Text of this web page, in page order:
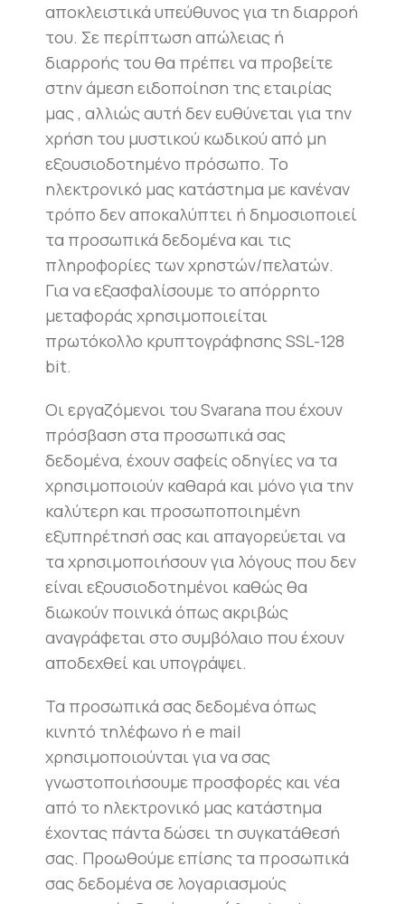
αποκλειστικά υπεύθυνος για τη διαρροή
του. Σε περίπτωση απώλειας ή
διαρροής του θα πρέπει να προβείτε
στην άμεση ειδοποίηση της εταιρίας
μας , αλλιώς αυτή δεν ευθύνεται για την
χρήση του μυστικού κωδικού από μη
εξουσιοδοτημένο πρόσωπο. Το
ηλεκτρονικό μας κατάστημα με κανέναν
τρόπο δεν αποκαλύπτει ή δημοσιοποιεί
τα προσωπικά δεδομένα και τις
πληροφορίες των χρηστών/πελατών.
Για να εξασφαλίσουμε το απόρρητο
μεταφοράς χρησιμοποιείται
πρωτόκολλο κρυπτογράφησης SSL-128
bit.
Οι εργαζόμενοι του Svarana που έχουν
πρόσβαση στα προσωπικά σας
δεδομένα, έχουν σαφείς οδηγίες να τα
χρησιμοποιούν καθαρά και μόνο για την
καλύτερη και προσωποποιημένη
εξυπηρέτησή σας και απαγορεύεται να
τα χρησιμοποιήσουν για λόγους που δεν
είναι εξουσιοδοτημένοι καθώς θα
διωκούν ποινικά όπως ακριβώς
αναγράφεται στο συμβόλαιο που έχουν
αποδεχθεί και υπογράψει.
Τα προσωπικά σας δεδομένα όπως
κινητό τηλέφωνο ή e mail
χρησιμοποιούνται για να σας
γνωστοποιήσουμε προσφορές και νέα
από το ηλεκτρονικό μας κατάστημα
έχοντας πάντα δώσει τη συγκατάθεσή
σας. Προωθούμε επίσης τα προσωπικά
σας δεδομένα σε λογαριασμούς